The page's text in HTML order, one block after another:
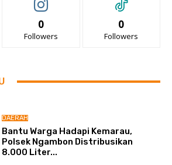
0
Followers
0
Followers
DAERAH
Bantu Warga Hadapi Kemarau,
Polsek Ngambon Distribusikan
8.000 Liter...